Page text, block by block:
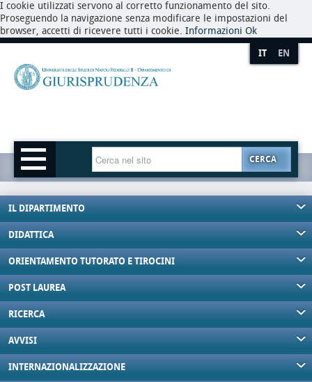
I cookie utilizzati servono al corretto funzionamento del sito.
Proseguendo la navigazione senza modificare le impostazioni del
browser, accetti di ricevere tutti i cookie. Informazioni Ok
IT EN
CERCA
IL DIPARTIMENTO
DIDATTICA
ORIENTAMENTO TUTORATO E TIROCINI
POST LAUREA
RICERCA
AVVISI
INTERNAZIONALIZZAZIONE